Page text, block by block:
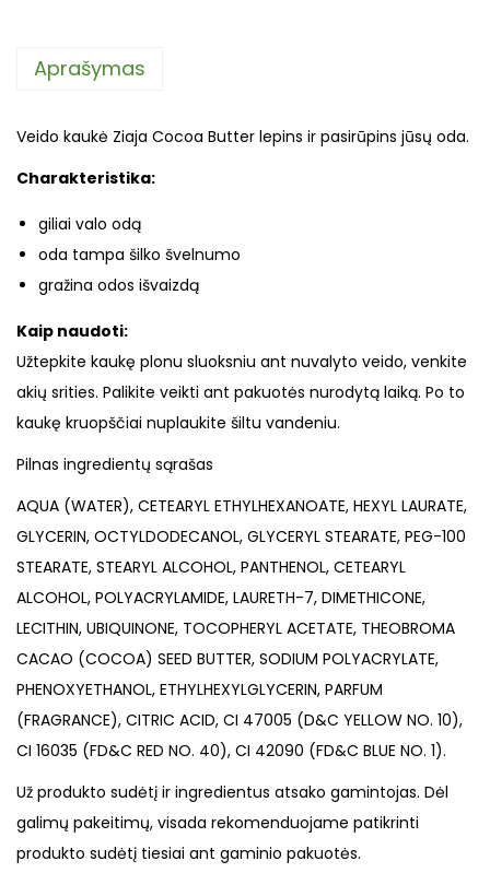
Aprašymas
Veido kaukė Ziaja Cocoa Butter lepins ir pasirūpins jūsų oda.
Charakteristika:
giliai valo odą
oda tampa šilko švelnumo
gražina odos išvaizdą
Kaip naudoti:
Užtepkite kaukę plonu sluoksniu ant nuvalyto veido, venkite
akių srities. Palikite veikti ant pakuotės nurodytą laiką. Po to
kaukę kruopščiai nuplaukite šiltu vandeniu.
Pilnas ingredientų sąrašas
AQUA (WATER), CETEARYL ETHYLHEXANOATE, HEXYL LAURATE,
GLYCERIN, OCTYLDODECANOL, GLYCERYL STEARATE, PEG-100
STEARATE, STEARYL ALCOHOL, PANTHENOL, CETEARYL
ALCOHOL, POLYACRYLAMIDE, LAURETH-7, DIMETHICONE,
LECITHIN, UBIQUINONE, TOCOPHERYL ACETATE, THEOBROMA
CACAO (COCOA) SEED BUTTER, SODIUM POLYACRYLATE,
PHENOXYETHANOL, ETHYLHEXYLGLYCERIN, PARFUM
(FRAGRANCE), CITRIC ACID, CI 47005 (D&C YELLOW NO. 10),
CI 16035 (FD&C RED NO. 40), CI 42090 (FD&C BLUE NO. 1).
Už produkto sudėtį ir ingredientus atsako gamintojas. Dėl
galimų pakeitimų, visada rekomenduojame patikrinti
produkto sudėtį tiesiai ant gaminio pakuotės.